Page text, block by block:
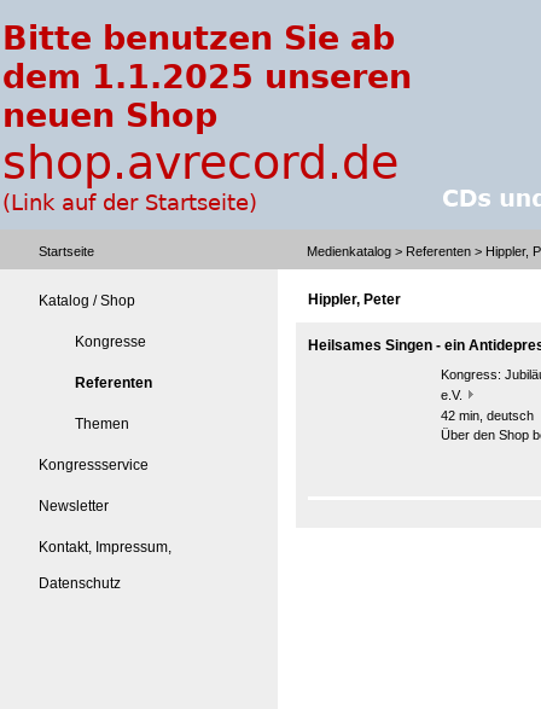
Startseite Medienkatalog > Referenten > Hippler,
Katalog / Shop
Kongresse
Referenten
Themen
Kongressservice
Newsletter
Kontakt, Impressum,
Datenschutz
Hippler, Peter
Heilsames Singen - ein
Kongress:
e.V.
42 min, deutsch
Über den Shop